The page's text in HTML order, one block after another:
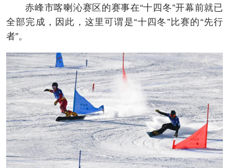
赤峰市喀喇沁赛区的赛事在“十四冬”开幕前就已
全部完成，因此，这里可谓是“十四冬”比赛的“先行
者”。